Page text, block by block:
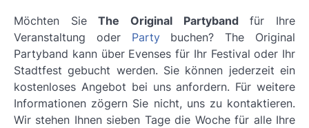
Möchten SieThe Original Partybandfür Ihre
Veranstaltung oder Partybuchen? The Original
Partyband kann über Evenses für Ihr Festival oder Ihr
Stadtfest gebucht werden. Sie können jederzeit ein
kostenloses Angebot bei uns anfordern. Für weitere
Informationen zögern Sie nicht, uns zu kontaktieren.
Wir stehen Ihnen sieben Tage die Woche für alle Ihre